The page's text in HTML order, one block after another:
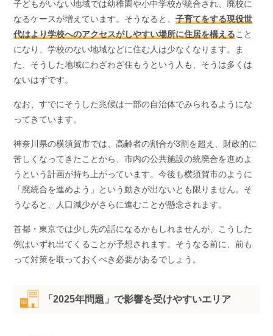
子どもがいない地域では幼稚園や小中学校が統合され、廃校に
なるケースが増えています。そうなると、子育てをする現役世
代はより学校へのアクセスがしやすい場所に住居を構えること
になり、学校のない地域などに住む人は少なくなります。ま
た、そうした地域にわざわざ住もうという人も、そうは多くは
ないはずです。
なお、すでにそうした兆候は一部の自治体でみられるようにな
ってきています。
神奈川県の横須賀市では、高齢者の割合が3割を超え、財政的に
苦しくなってきたことから、市内の公共施設の統廃合を進めよ
うという計画が持ち上がっています。今後も横須賀市のように
「廃統合を進めよう」という動きが出ないとも限りません。そ
うなると、人口減少がさらに進むことが懸念されます。
首都・東京では少し先の話になるかもしれませんが、こうした
例はいずれ出てくることが予想されます。そうなる前に、前も
って対策を取っておくべき必要があるでしょう。
「2025年問題」で影響を受けやすいエリア